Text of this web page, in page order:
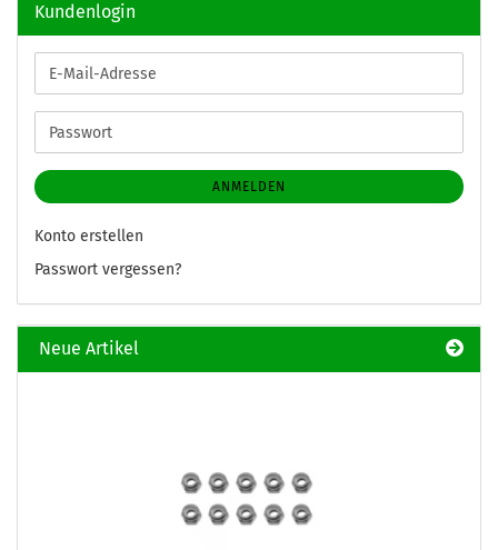
Kundenlogin
E-
Mail-
Adresse
Passwort
ANMELDEN
Konto erstellen
Passwort vergessen?
Neue Artikel